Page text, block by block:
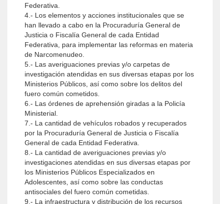
Federativa.
4.- Los elementos y acciones institucionales que se
han llevado a cabo en la Procuraduría General de
Justicia o Fiscalía General de cada Entidad
Federativa, para implementar las reformas en materia
de Narcomenudeo.
5.- Las averiguaciones previas y/o carpetas de
investigación atendidas en sus diversas etapas por los
Ministerios Públicos, así como sobre los delitos del
fuero común cometidos.
6.- Las órdenes de aprehensión giradas a la Policía
Ministerial.
7.- La cantidad de vehículos robados y recuperados
por la Procuraduría General de Justicia o Fiscalía
General de cada Entidad Federativa.
8.- La cantidad de averiguaciones previas y/o
investigaciones atendidas en sus diversas etapas por
los Ministerios Públicos Especializados en
Adolescentes, así como sobre las conductas
antisociales del fuero común cometidas.
9.- La infraestructura y distribución de los recursos